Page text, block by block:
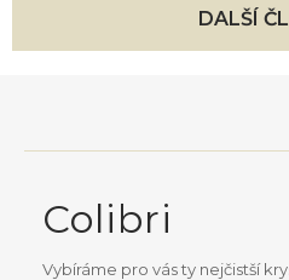
DALŠÍ
Colibri
Vybíráme pro vás ty nejčistší